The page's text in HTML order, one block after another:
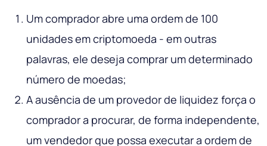
Um comprador abre uma ordem de 100
unidades em criptomoeda - em outras
palavras, ele deseja comprar um determinado
número de moedas;
A ausência de um provedor de liquidez força o
comprador a procurar, de forma independente,
um vendedor que possa executar a ordem de